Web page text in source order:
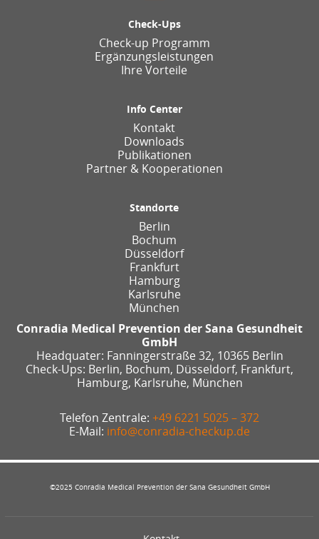
Check-Ups
Check-up Programm
Ergänzungsleistungen
Ihre Vorteile
Info Center
Kontakt
Downloads
Publikationen
Partner & Kooperationen
Standorte
Berlin
Bochum
Düsseldorf
Frankfurt
Hamburg
Karlsruhe
München
Conradia Medical Prevention der Sana Gesundheit
GmbH
Headquater: Fanningerstraße 32, 10365 Berlin
Check-Ups: Berlin, Bochum, Düsseldorf, Frankfurt,
Hamburg, Karlsruhe, München
Telefon Zentrale: +49 6221 5025 – 372
E-Mail: info@conradia-checkup.de
©2025 Conradia Medical Prevention der Sana Gesundheit GmbH